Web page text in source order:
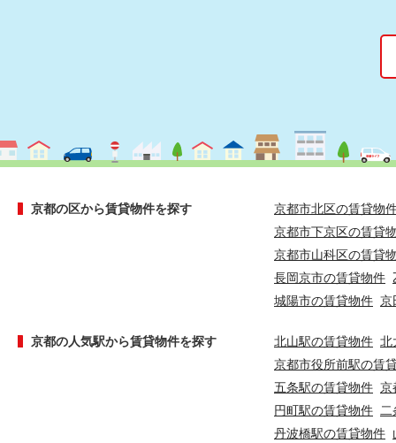
京都の区から賃貸物件を探す
京都市北区の賃貸物
京都市下京区の賃貸
京都市山科区の賃貸
長岡京市の賃貸物件
城陽市の賃貸物件 京
京都の人気駅から賃貸物件を探す 北山駅の賃貸物件 北
京都市役所前駅の賃
五条駅の賃貸物件 京
円町駅の賃貸物件
丹波橋駅の賃貸物件